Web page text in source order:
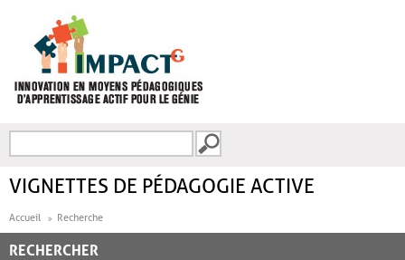
FORMULAIRE DE
VIGNETTES DE PÉDAGOGIE ACTIVE
Accueil Recherche
RECHERCHER